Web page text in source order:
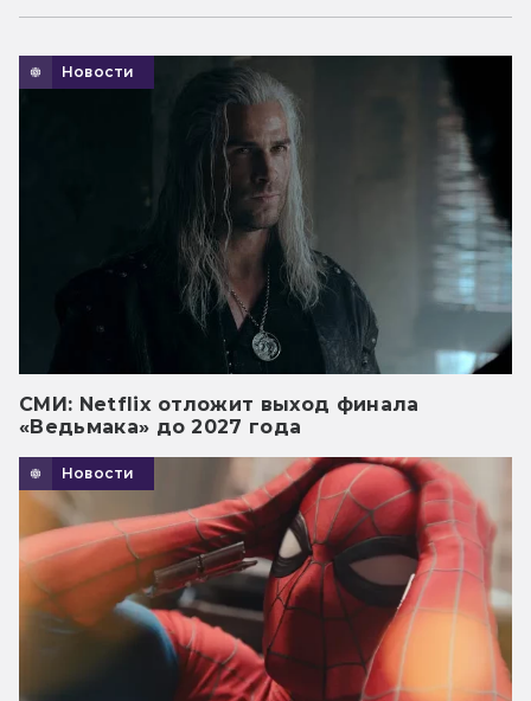
Новости
СМИ: Netflix отложит выход финала
«Ведьмака» до 2027 года
Новости